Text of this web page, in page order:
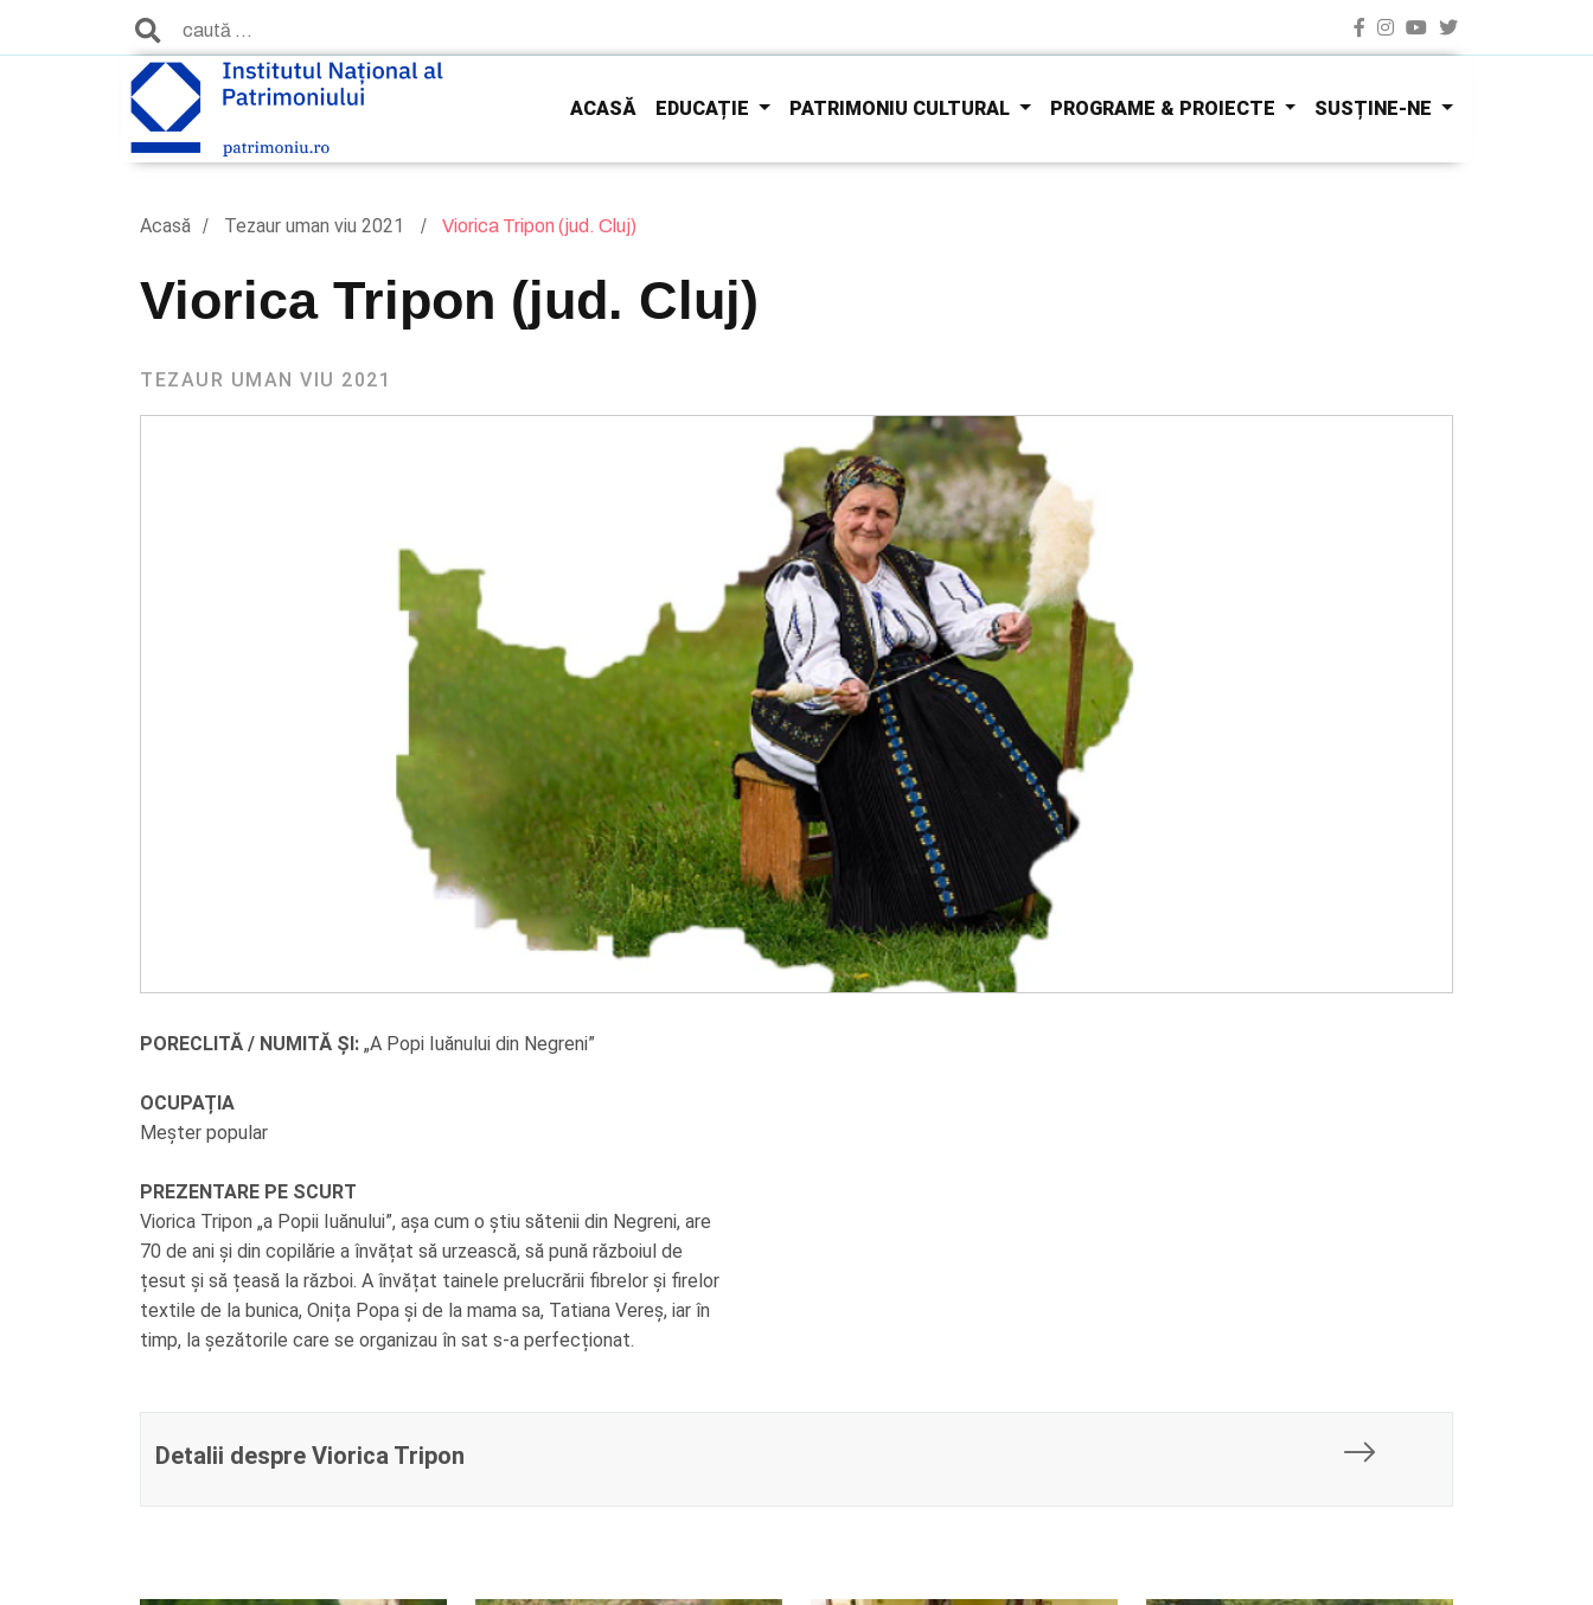
ACASĂ EDUCAȚIE PATRIMONIU CULTURAL PROGRAME & PROIECTE SUSȚINE-NE
Acasă Tezaur uman viu 2021 Viorica Tripon (jud. Cluj)
Viorica Tripon (jud. Cluj)
TEZAUR UMAN VIU 2021
PORECLITĂ / NUMITĂ ȘI: „A Popi Iuănului din Negreni”
OCUPAȚIA
Meșter popular
PREZENTARE PE SCURT
Viorica Tripon „a Popii Iuănului”, așa cum o știu sătenii din Negreni, are
70 de ani și din copilărie a învățat să urzească, să pună războiul de
țesut și să țeasă la război. A învățat tainele prelucrării fibrelor și firelor
textile de la bunica, Onița Popa și de la mama sa, Tatiana Vereș, iar în
timp, la șezătorile care se organizau în sat s-a perfecționat.
Detalii despre Viorica Tripon